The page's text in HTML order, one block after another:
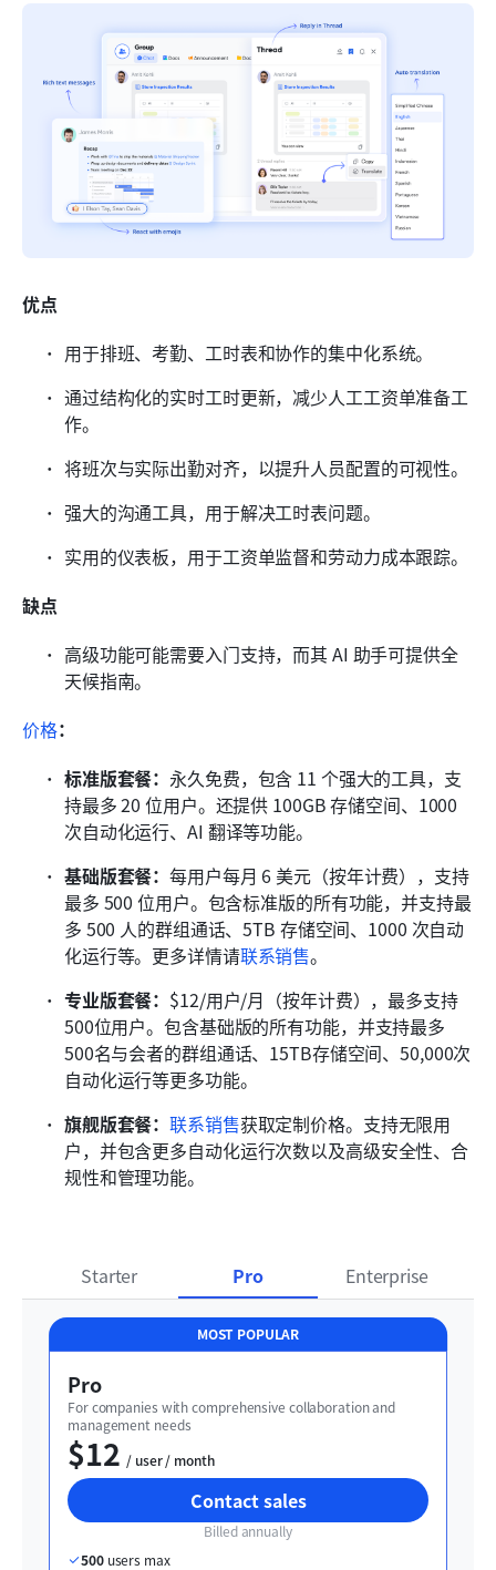
优点
用于排班、考勤、工时表和协作的集中化系统。
通过结构化的实时工时更新，减少人工工资单准备工
作。
将班次与实际出勤对齐，以提升人员配置的可视性。
强大的沟通工具，用于解决工时表问题。
实用的仪表板，用于工资单监督和劳动力成本跟踪。
缺点
高级功能可能需要入门支持，而其 AI 助手可提供全
天候指南。
价格：
标准版套餐： 永久免费，包含 11 个强大的工具，支
持最多 20 位用户。还提供 100GB 存储空间、1000
次自动化运行、AI 翻译等功能。
基础版套餐：每用户每月 6 美元（按年计费），支持
最多 500 位用户。包含标准版的所有功能，并支持最
多 500 人的群组通话、5TB 存储空间、1000 次自动
化运行等。更多详情请联系销售。
专业版套餐： $12/用户/月（按年计费），最多支持
500位用户。包含基础版的所有功能，并支持最多
500名与会者的群组通话、15TB存储空间、50,000次
自动化运行等更多功能。
旗舰版套餐：联系销售获取定制价格。支持无限用
户，并包含更多自动化运行次数以及高级安全性、合
规性和管理功能。
Starter Pro Enterprise
MOST POPULAR
Pro
For companies with comprehensive collaboration and
management needs
$12
  / user / month
Contact sales
Billed annually
500 users max